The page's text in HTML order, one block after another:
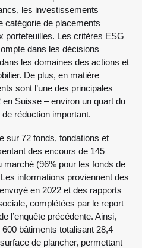
les investissements
catégorie de placements
portefeuilles. Les critères ESG
dans les décisions
les domaines des actions et
De plus, en matière
sont l’une des principales
Suisse – environ un quart du
réduction important.
sur 72 fonds, fondations et
des encours de 145
marché (96% pour les fonds de
informations proviennent des
en 2022 et des rapports
complétées par le report
l’enquête précédente. Ainsi,
bâtiments totalisant 28,4
de plancher, permettant